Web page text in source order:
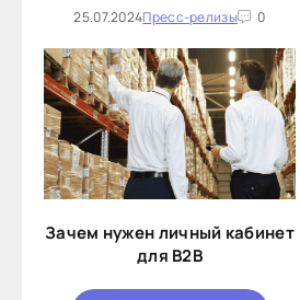
25.07.2024Пресс-релизы 0
Зачем нужен личный кабинет
для B2B